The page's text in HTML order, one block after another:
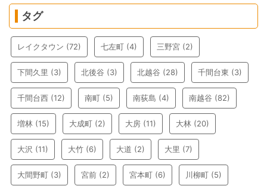
タグ
レイクタウン (72) 七左町 (4) 三野宮 (2)
下間久里 (3) 北後谷 (3) 北越谷 (28) 千間台東 (3)
千間台西 (12) 南町 (5) 南荻島 (4) 南越谷 (82)
増林 (15) 大成町 (2) 大房 (11) 大林 (20)
大沢 (11) 大竹 (6) 大道 (2) 大里 (7)
大間野町 (3) 宮前 (2) 宮本町 (6) 川柳町 (5)